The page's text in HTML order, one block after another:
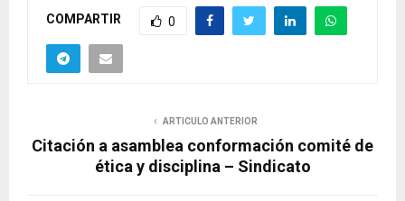
COMPARTIR 0
ARTICULO ANTERIOR
Citación a asamblea conformación comité de
ética y disciplina – Sindicato